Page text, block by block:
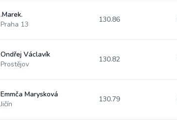
.Marek.
Praha 13
130.86
Ondřej Václavík
Prostějov
130.82
Emmča Marysková
Jičín
130.79